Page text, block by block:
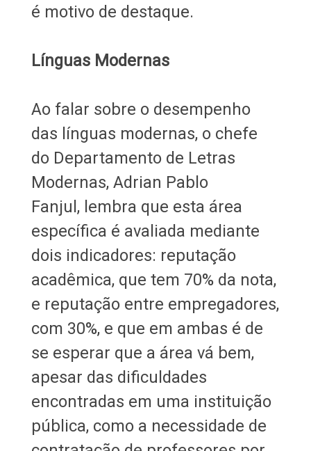
é motivo de destaque.
Línguas Modernas
Ao falar sobre o desempenho
das línguas modernas, o chefe
do Departamento de Letras
Modernas, Adrian Pablo
Fanjul, lembra que esta área
específica é avaliada mediante
dois indicadores: reputação
acadêmica, que tem 70% da nota,
e reputação entre empregadores,
com 30%, e que em ambas é de
se esperar que a área vá bem,
apesar das dificuldades
encontradas em uma instituição
pública, como a necessidade de